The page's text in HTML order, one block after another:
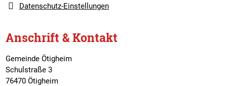
Datenschutz-Einstellungen
Anschrift & Kontakt
Gemeinde Ötigheim
Schulstraße 3
76470 Ötigheim